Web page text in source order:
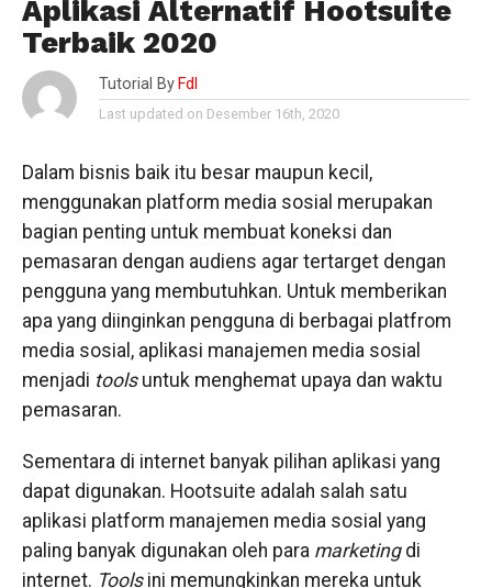
Aplikasi Alternatif Hootsuite
Terbaik 2020
Tutorial By Fdl
Last updated on Desember 16th, 2020
Dalam bisnis baik itu besar maupun kecil,
menggunakan platform media sosial merupakan
bagian penting untuk membuat koneksi dan
pemasaran dengan audiens agar tertarget dengan
pengguna yang membutuhkan. Untuk memberikan
apa yang diinginkan pengguna di berbagai platfrom
media sosial, aplikasi manajemen media sosial
menjadi toolsuntuk menghemat upaya dan waktu
pemasaran.
Sementara di internet banyak pilihan aplikasi yang
dapat digunakan. Hootsuite adalah salah satu
aplikasi platform manajemen media sosial yang
paling banyak digunakan oleh para marketing di
internet. Toolsini memungkinkan mereka untuk